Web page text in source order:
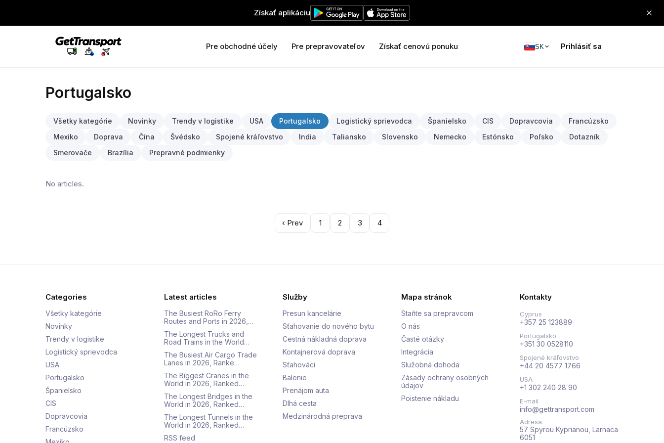
Získať aplikáciu
Pre obchodné účely Pre prepravovateľov Získať cenovú ponuku SK Prihlásiť sa
Portugalsko
Všetky kategórie Novinky Trendy v logistike USA Portugalsko Logistický sprievodca Španielsko CIS Dopravcovia
Francúzsko
Mexiko
Doprava Čína Švédsko Spojené kráľovstvo India Taliansko Slovensko Nemecko Estónsko Poľsko
Dotazník
Smerovače
Brazília Prepravné podmienky
No articles.
‹ Prev 1 2 3 4
Categories
Všetky kategórie
Novinky
Trendy v logistike
Logistický sprievodca
USA
Portugalsko
Španielsko
CIS
Dopravcovia
Francúzsko
Latest articles
The Busiest RoRo Ferry
Routes and Ports in 2026,…
The Longest Trucks and
Road Trains in the World…
The Busiest Air Cargo Trade
Lanes in 2026, Ranke…
The Biggest Cranes in the
World in 2026, Ranked…
The Longest Bridges in the
World in 2026, Ranked…
The Longest Tunnels in the
World in 2026, Ranked…
RSS feed
Služby
Presun kancelárie
Sťahovanie do nového bytu
Cestná nákladná doprava
Kontajnerová doprava
Sťahováci
Balenie
Prenájom auta
Dlhá cesta
Medzinárodná preprava
Mapa stránok
Staňte sa prepravcom
O nás
Časté otázky
Integrácia
Služobná dohoda
Zásady ochrany osobných
údajov
Poistenie nákladu
Kontakty
Cyprus
+357 25 123889
Portugalsko
+351 30 0528110
Spojené kráľovstvo
+44 20 4577 1766
USA
+1 302 240 28 90
E-mail
info@gettransport.com
Adresa
57 Spyrou Kyprianou, Larnaca
6051